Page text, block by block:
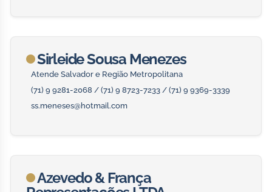
Sirleide Sousa Menezes
Atende Salvador e Região Metropolitana
(71) 9 9281-2068 / (71) 9 8723-7233 / (71) 9 9369-3339
ss.meneses@hotmail.com
Azevedo & França